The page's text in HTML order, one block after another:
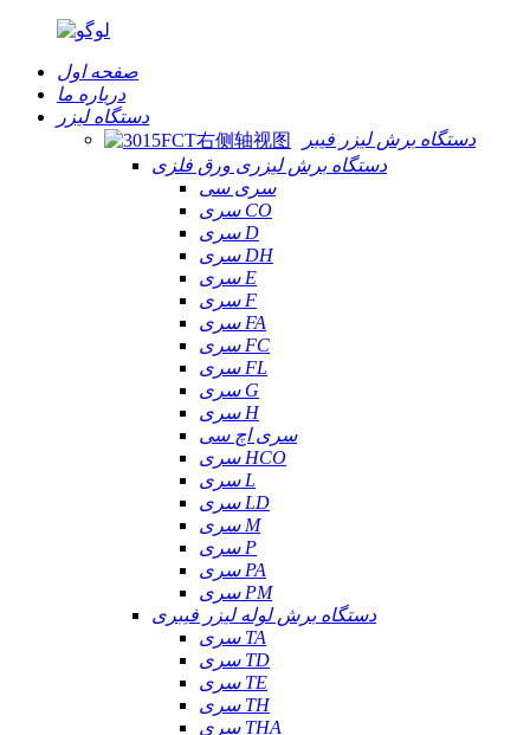
صفحه اول
درباره ما
دستگاه لیزر
دستگاه برش لیزر فیبر
دستگاه برش لیزری ورق فلزی
سری سی
سری CO
سری D
سری DH
سری E
سری F
سری FA
سری FC
سری FL
سری G
سری H
سری اچ سی
سری HCO
سری L
سری LD
سری M
سری P
سری PA
سری PM
دستگاه برش لوله لیزر فیبری
سری TA
سری TD
سری TE
سری TH
سری THA